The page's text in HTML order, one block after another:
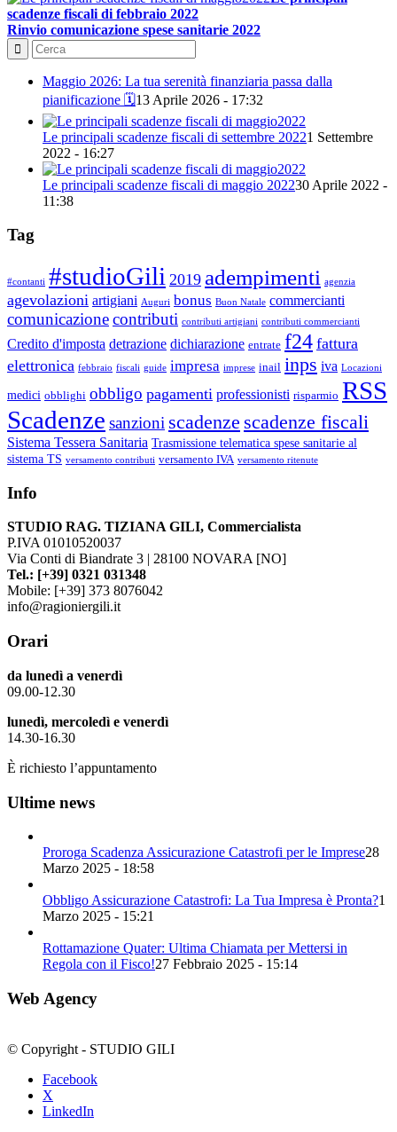
scadenze fiscali di febbraio 2022
Rinvio comunicazione spese sanitarie 2022
Maggio 2026: La tua serenità finanziaria passa dalla
pianificazione 🗓️13 Aprile 2026 - 17:32
Le principali scadenze fiscali di settembre 20221 Settembre
2022 - 16:27
Le principali scadenze fiscali di maggio 202230 Aprile 2022 -
11:38
Tag
#contanti #studioGili 2019 adempimenti agenzia
agevolazioni artigiani Auguri bonus Buon Natale commercianti
comunicazionecontributi contributi artigiani contributi commercianti
Credito d'imposta detrazione dichiarazione entrate f24 fattura
elettronica febbraio fiscali guide impresa imprese inail inps iva Locazioni
medici obblighi obbligo pagamenti professionisti risparmio RSS
Scadenze sanzioni scadenze scadenze fiscali
Sistema Tessera Sanitaria Trasmissione telematica spese sanitarie al
sistema TS versamento contributi versamento IVA versamento ritenute
Info
STUDIO RAG. TIZIANA GILI, Commercialista
P.IVA 01010520037
Via Conti di Biandrate 3 | 28100 NOVARA [NO]
Tel.: [+39] 0321 031348
Mobile: [+39] 373 8076042
info@ragioniergili.it
Orari
da lunedì a venerdì
09.00-12.30
lunedì, mercoledì e venerdì
14.30-16.30
È richiesto l’appuntamento
Ultime news
Proroga Scadenza Assicurazione Catastrofi per le Imprese28
Marzo 2025 - 18:58
Obbligo Assicurazione Catastrofi: La Tua Impresa è Pronta?1
Marzo 2025 - 15:21
Rottamazione Quater: Ultima Chiamata per Mettersi in
Regola con il Fisco!27 Febbraio 2025 - 15:14
Web Agency
© Copyright - STUDIO GILI
Facebook
X
LinkedIn